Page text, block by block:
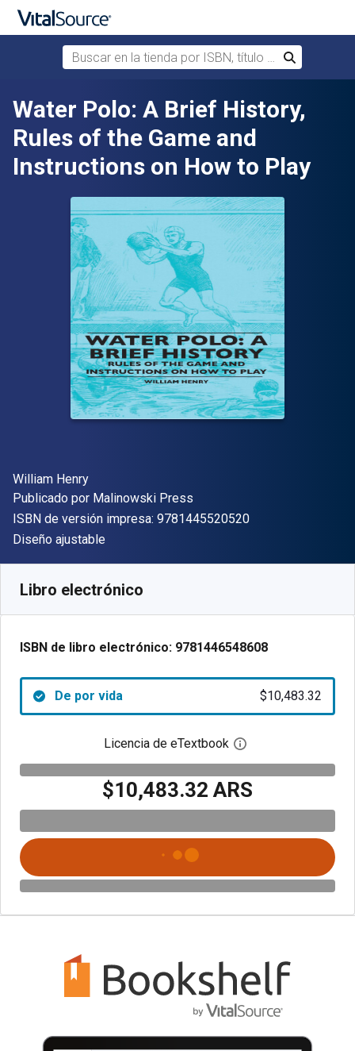
Saltar al contenido principal
Buscar en la tienda por ISBN, título o autor
Buscar
Water Polo: A Brief History,
Rules of the Game and
Instructions on How to Play
Autor(es)
William Henry
Editor
Publicado por Malinowski Press
ISBN de versión impresa: 9781445520520"ISBN-13
Formato
Diseño ajustable
Libro electrónico
ISBN de libro electrónico: 9781446548608
De por vida $10,483.32
Licencia de eTextbook Abre el cuadro de
$10,483.32 ARS